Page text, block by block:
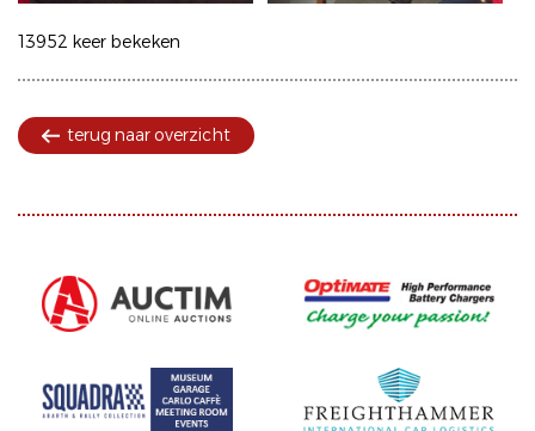
13952 keer bekeken
terug naar overzicht